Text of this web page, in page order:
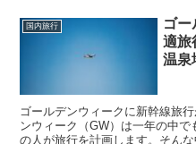
国内旅行
ゴー
適旅
温泉
ゴールデンウィークに新幹線旅
ンウィーク（GW）は一年の中で
の人が旅行を計画します。そん